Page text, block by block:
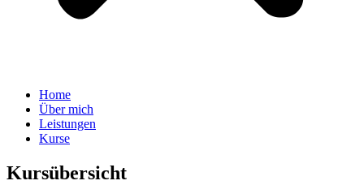
Home
Über mich
Leistungen
Kurse
Kursübersicht